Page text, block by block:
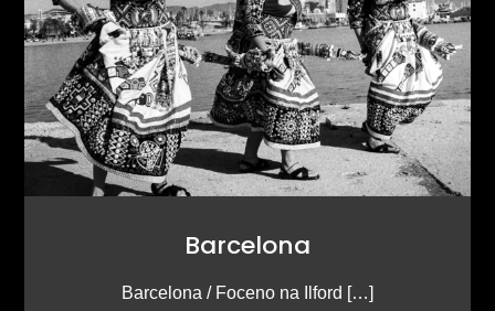
Barcelona
Barcelona / Foceno na Ilford […]